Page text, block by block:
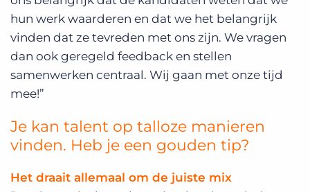
hun werk waarderen en dat we het belangrijk
vinden dat ze tevreden met ons zijn. We vragen
dan ook geregeld feedback en stellen
samenwerken centraal. Wij gaan met onze tijd
mee!”
Je kan talent op talloze manieren
vinden. Heb je een gouden tip?
Het draait allemaal om de juiste mix